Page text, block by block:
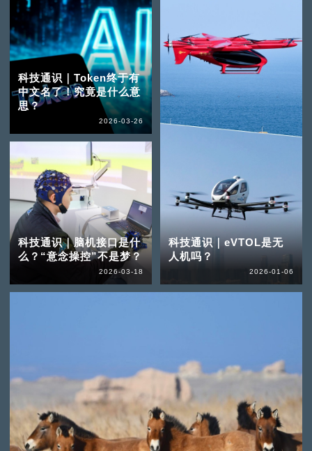
科技通识｜Token终于有
中文名了！究竟是什么意
思？
2026-03-26
科技通识｜脑机接口是什
么？“意念操控”不是梦？
2026-03-18
科技通识｜eVTOL是无
人机吗？
2026-01-06